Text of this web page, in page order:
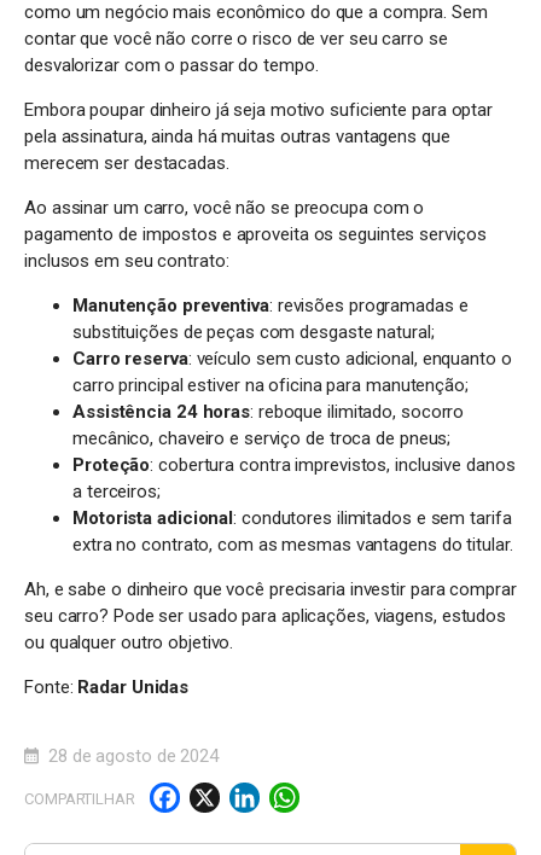
como um negócio mais econômico do que a compra. Sem
contar que você não corre o risco de ver seu carro se
desvalorizar com o passar do tempo.
Embora poupar dinheiro já seja motivo suficiente para optar
pela assinatura, ainda há muitas outras vantagens que
merecem ser destacadas.
Ao assinar um carro, você não se preocupa com o
pagamento de impostos e aproveita os seguintes serviços
inclusos em seu contrato:
Manutenção preventiva: revisões programadas e
substituições de peças com desgaste natural;
Carro reserva: veículo sem custo adicional, enquanto o
carro principal estiver na oficina para manutenção;
Assistência 24 horas: reboque ilimitado, socorro
mecânico, chaveiro e serviço de troca de pneus;
Proteção: cobertura contra imprevistos, inclusive danos
a terceiros;
Motorista adicional: condutores ilimitados e sem tarifa
extra no contrato, com as mesmas vantagens do titular.
Ah, e sabe o dinheiro que você precisaria investir para comprar
seu carro? Pode ser usado para aplicações, viagens, estudos
ou qualquer outro objetivo.
Fonte: Radar Unidas
28 de agosto de 2024
COMPARTILHAR
F
a
X Li
n
W
h